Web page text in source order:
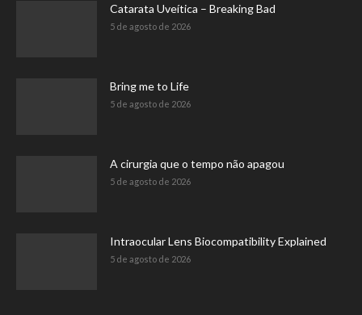
Catarata Uveítica – Breaking Bad
5 de agosto de 2026
Bring me to Life
5 de agosto de 2026
A cirurgia que o tempo não apagou
5 de agosto de 2026
Intraocular Lens Biocompatibility Explained
5 de agosto de 2026